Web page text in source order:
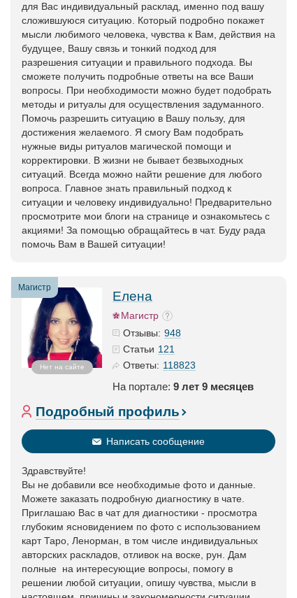
для Вас индивидуальный расклад, именно под вашу
сложившуюся ситуацию. Который подробно покажет
мысли любимого человека, чувства к Вам, действия на
будущее, Вашу связь и тонкий подход для
разрешения ситуации и правильного подхода. Вы
сможете получить подробные ответы на все Ваши
вопросы. При необходимости можно будет подобрать
методы и ритуалы для осуществления задуманного.
Помочь разрешить ситуацию в Вашу пользу, для
достижения желаемого. Я смогу Вам подобрать
нужные виды ритуалов магической помощи и
корректировки. В жизни не бывает безвыходных
ситуаций. Всегда можно найти решение для любого
вопроса. Главное знать правильный подход к
ситуации и человеку индивидуально! Предварительно
просмотрите мои блоги на странице и ознакомьтесь с
акциями! За помощью обращайтесь в чат. Буду рада
помочь Вам в Вашей ситуации!
Магистр
Нет на сайте
Елена
Магистр
Отзывы: 948
Статьи 121
Ответы: 118823
На портале: 9 лет 9 месяцев
Подробный профиль
Написать сообщение
Здравствуйте!
Вы не добавили все необходимые фото и данные.
Можете заказать подробную диагностику в чате.
Приглашаю Вас в чат для диагностики - просмотра
глубоким ясновидением по фото с использованием
карт Таро, Ленорман, в том числе индивидуальных
авторских раскладов, отливок на воске, рун. Дам
полные на интересующие вопросы, помогу в
решении любой ситуации, опишу чувства, мысли в